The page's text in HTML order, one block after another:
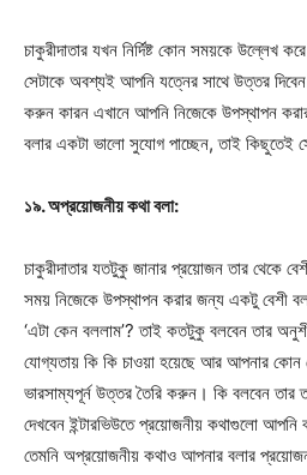
চাকুরীদাতার যখন নির্দিষ্ট কোন সময়কে উল্লেখ
সেটাকে অবশ্যই আপনি যত্নের সাথে উত্তর
করুন কারন এখানে আপনি নিজেকে উপস্থাপন
বলার একটা ভালো সুযোগ পাচ্ছেন, তাই কিছুতেই
১৯. অপ্রয়োজনীয় কথা বলা:
চাকুরীদাতার যতটুকু জানার প্রয়োজন তার থেকে
সময় নিজেকে উপস্থাপন করার জন্য একটু বেশী
‘এটা কেন বললাম’? তাই কতটুকু বলবেন তার
যোগ্যতায় কি কি চাওয়া হয়েছে আর আপনার
ভারসাম্যপূর্ন উত্তর তৈরি করুন। কি বলবেন তার
দেখবেন ইন্টারভিউতে প্রয়োজনীয় কথাগুলো
তেমনি অপ্রয়োজনীয় কথাও আপনার বলার